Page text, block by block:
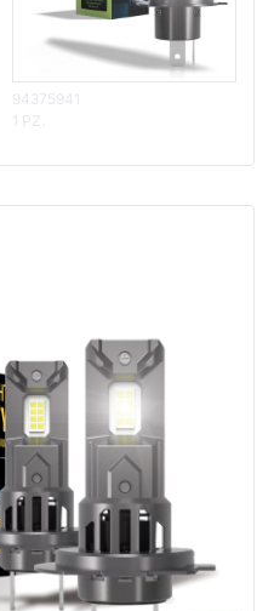
94375941
1 PZ.